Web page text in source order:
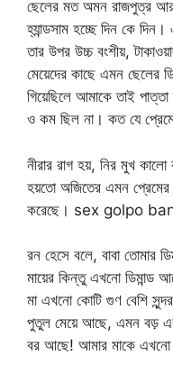
ছেলের মত অমন রাজপুত্র
হ্যান্ডসাম হচ্ছে দিন কে দিন।
তার উপর উচ্চ বংশীয়,
মেয়েদের কাছে এমন ছেলের
গিয়েছিলে আমাকে তাই
ও কম ছিল না। কত যে
নীরার রাগ হয়, নির মুখ
হয়তো অজিতের এমন প্রেমের
করেছে। sex golpo
রন হেসে বলে, বাবা তোমার
মায়ের কিন্তু এখনো ডিমান্ড
মা এখনো কোটি গুণ বেশি
পুতুল মেয়ে আছে, এমন বড়
বর আছে! আমার মাকে এখনো